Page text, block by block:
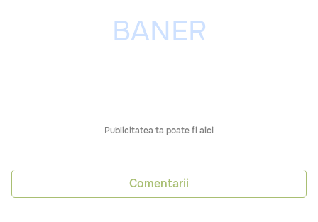
Publicitatea ta poate fi aici
Comentarii